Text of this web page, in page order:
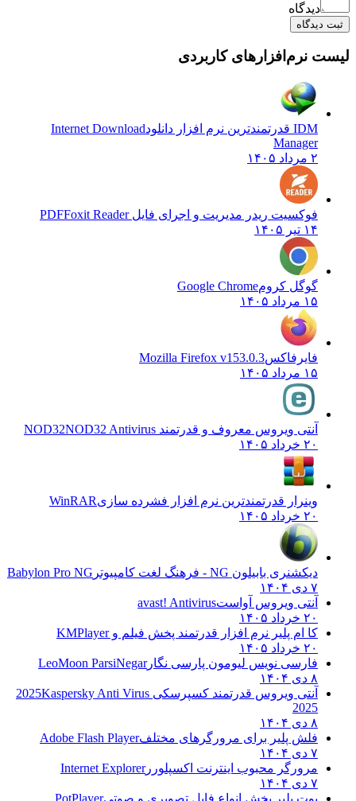
دیدگاه
ثبت دیدگاه
لیست نرم‌افزارهای کاربردی
IDM قدرتمندترین نرم افزار دانلود
Internet Download
Manager
۲ مرداد ۱۴۰۵
فوکسیت ریدر مدیریت و اجرای فایل PDFFoxit Reader
۱۴ تیر ۱۴۰۵
گوگل کرومGoogle Chrome
۱۵ مرداد ۱۴۰۵
فایرفاکسMozilla Firefox v153.0.3
۱۵ مرداد ۱۴۰۵
آنتی ویروس معروف و قدرتمند NOD32 NOD32 Antivirus
۲۰ خرداد ۱۴۰۵
وینرار قدرتمندترین نرم افزار فشرده سازیWinRAR
۲۰ خرداد ۱۴۰۵
دیکشنری بابیلون NG - فرهنگ لغت کامپیوتر
Babylon Pro NG
۷ دی ۱۴۰۴
آنتی ویروس آواستavast! Antivirus
۲۰ خرداد ۱۴۰۵
کا ام پلیر نرم افزار قدرتمند پخش فیلم وKMPlayer
۲۰ خرداد ۱۴۰۵
فارسی نویس لیومون پارسی نگارLeoMoon ParsiNegar
۸ دی ۱۴۰۴
آنتی ویروس قدرتمند کسپرسکی 2025 Kaspersky Anti Virus
2025
۸ دی ۱۴۰۴
فلش پلیر برای مرورگرهای مختلفAdobe Flash Player
۷ دی ۱۴۰۴
مرورگر محبوب اینترنت اکسپلوررInternet Explorer
۷ دی ۱۴۰۴